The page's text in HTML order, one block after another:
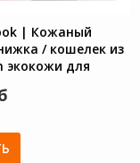
| Кожаный
/ кошелек из
экокожи для